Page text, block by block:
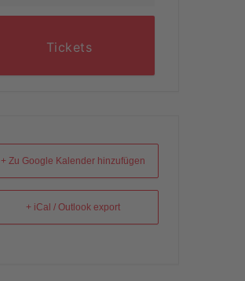
Tickets
+ Zu Google Kalender hinzufügen
+ iCal / Outlook export